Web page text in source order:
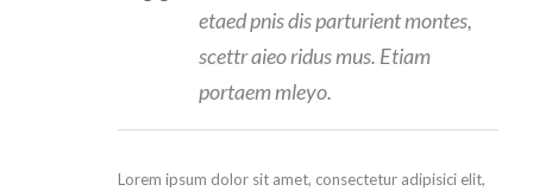
etaed pnis dis parturient montes,
scettr aieo ridus mus. Etiam
portaem mleyo.
Lorem ipsum dolor sit amet, consectetur adipisici elit,